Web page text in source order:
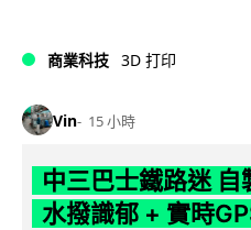
商業科技 3D 打印
Vin 15 小時
中三巴士鐵路迷
水撥識郁 + 實時